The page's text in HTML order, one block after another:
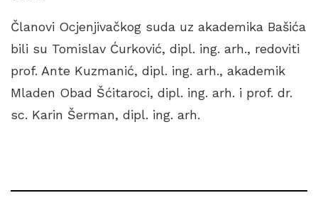
Članovi Ocjenjivačkog suda uz akademika Bašića
bili su Tomislav Ćurković, dipl. ing. arh., redoviti
prof. Ante Kuzmanić, dipl. ing. arh., akademik
Mladen Obad Šćitaroci, dipl. ing. arh. i prof. dr.
sc. Karin Šerman, dipl. ing. arh.